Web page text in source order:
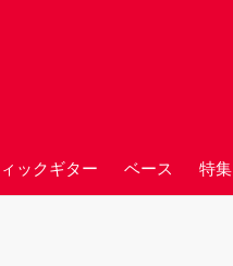
ックギター ベース 特集